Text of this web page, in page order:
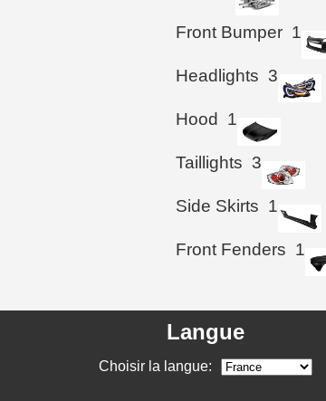
Front Bumper 1
Headlights 3
Hood 1
Taillights 3
Side Skirts 1
Front Fenders 1
Langue
Choisir la langue: